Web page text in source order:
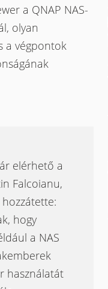
a QNAP NAS-
olyan
a végpontok
elérhető a
Falcoianu,
hogy
a NAS
használatát